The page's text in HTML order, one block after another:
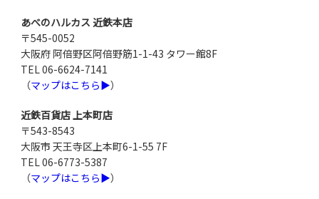
あべのハルカス 近鉄本店
〒545-0052
大阪府 阿倍野区阿倍野筋1-1-43 タワー館8F
TEL 06-6624-7141
（マップはこちら▶）
近鉄百貨店 上本町店
〒543-8543
大阪市 天王寺区上本町6-1-55 7F
TEL 06-6773-5387
（マップはこちら▶）